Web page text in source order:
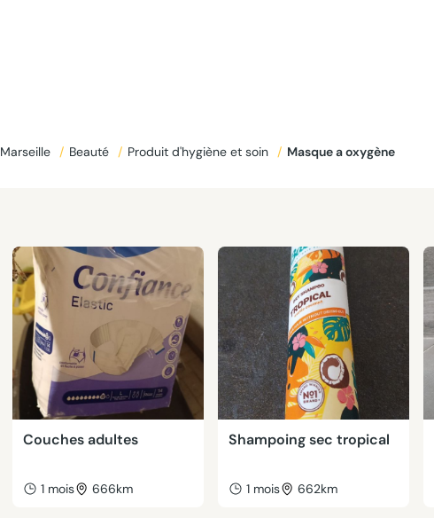
Marseille / Beauté / Produit d'hygiène et soin / Masque a oxygène
Couches adultes
1 mois 666km
Shampoing sec tropical
1 mois 662km